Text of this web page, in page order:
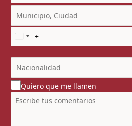
Quiero que me llamen